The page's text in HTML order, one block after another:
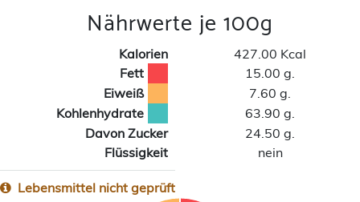
Nährwerte je 100g
Kalorien
427.00 Kcal
Fett
15.00 g.
Eiweiß
7.60 g.
Kohlenhydrate
63.90 g.
Davon Zucker
24.50 g.
Flüssigkeit
nein
Lebensmittel nicht geprüft